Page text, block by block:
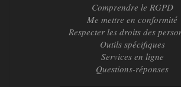
Comprendre le RGPD
Me mettre en conformité
Respecter les droits des
Outils spécifiques
Services en ligne
Questions-réponses